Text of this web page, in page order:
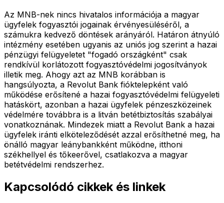
Az MNB-nek nincs hivatalos információja a magyar
ügyfelek fogyasztói jogainak érvényesüléséről, a
számukra kedvező döntések arányáról. Határon átnyúló
intézmény esetében ugyanis az uniós jog szerint a hazai
pénzügyi felügyeletet "fogadó országként" csak
rendkívül korlátozott fogyasztóvédelmi jogosítványok
illetik meg. Ahogy azt az MNB korábban is
hangsúlyozta, a Revolut Bank fióktelepként való
működése erősítené a hazai fogyasztóvédelmi felügyeleti
hatáskört, azonban a hazai ügyfelek pénzeszközeinek
védelmére továbbra is a litván betétbiztosítás szabályai
vonatkoznának. Mindezek miatt a Revolut Bank a hazai
ügyfelek iránti elköteleződését azzal erősíthetné meg, ha
önálló magyar leánybankként működne, itthoni
székhellyel és tőkeerővel, csatlakozva a magyar
betétvédelmi rendszerhez.
Kapcsolódó cikkek és linkek